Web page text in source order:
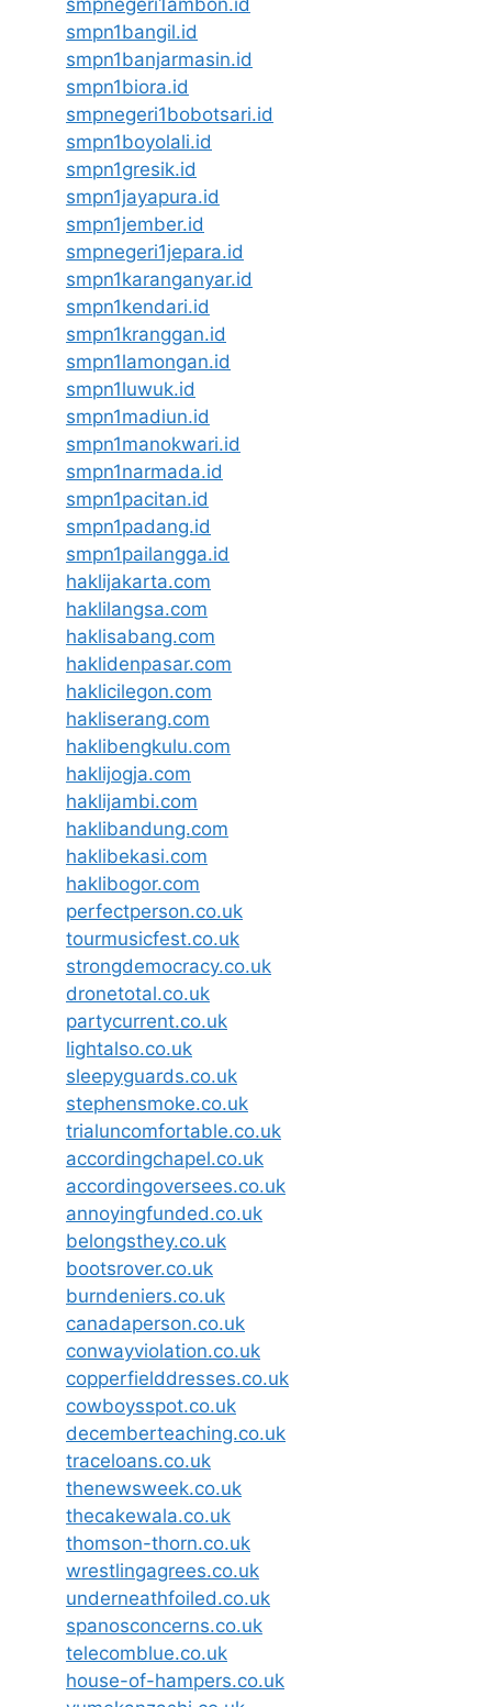
smpn1bangil.id
smpn1banjarmasin.id
smpn1biora.id
smpnegeri1bobotsari.id
smpn1boyolali.id
smpn1gresik.id
smpn1jayapura.id
smpn1jember.id
smpnegeri1jepara.id
smpn1karanganyar.id
smpn1kendari.id
smpn1kranggan.id
smpn1lamongan.id
smpn1luwuk.id
smpn1madiun.id
smpn1manokwari.id
smpn1narmada.id
smpn1pacitan.id
smpn1padang.id
smpn1pailangga.id
haklijakarta.com
haklilangsa.com
haklisabang.com
haklidenpasar.com
haklicilegon.com
hakliserang.com
haklibengkulu.com
haklijogja.com
haklijambi.com
haklibandung.com
haklibekasi.com
haklibogor.com
perfectperson.co.uk
tourmusicfest.co.uk
strongdemocracy.co.uk
dronetotal.co.uk
partycurrent.co.uk
lightalso.co.uk
sleepyguards.co.uk
stephensmoke.co.uk
trialuncomfortable.co.uk
accordingchapel.co.uk
accordingoversees.co.uk
annoyingfunded.co.uk
belongsthey.co.uk
bootsrover.co.uk
burndeniers.co.uk
canadaperson.co.uk
conwayviolation.co.uk
copperfielddresses.co.uk
cowboysspot.co.uk
decemberteaching.co.uk
traceloans.co.uk
thenewsweek.co.uk
thecakewala.co.uk
thomson-thorn.co.uk
wrestlingagrees.co.uk
underneathfoiled.co.uk
spanosconcerns.co.uk
telecomblue.co.uk
house-of-hampers.co.uk